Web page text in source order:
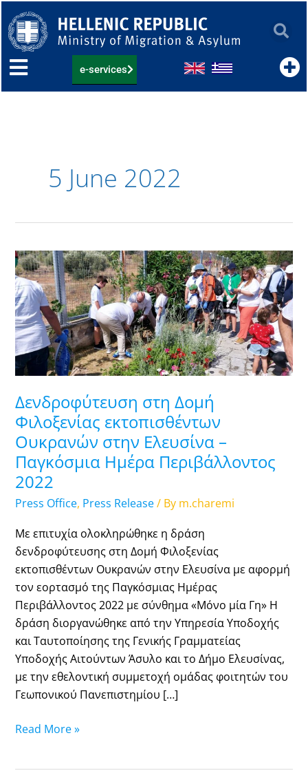
to
content
e-services
5 June 2022
Δενδροφύτευση στη Δομή
Φιλοξενίας εκτοπισθέντων
Ουκρανών στην Ελευσίνα –
Παγκόσμια Ημέρα Περιβάλλοντος
2022
Press Office, Press Release/ By m.charemi
Με επιτυχία ολοκληρώθηκε η δράση
δενδροφύτευσης στη Δομή Φιλοξενίας
εκτοπισθέντων Ουκρανών στην Ελευσίνα με αφορμή
τον εορτασμό της Παγκόσμιας Ημέρας
Περιβάλλοντος 2022 με σύνθημα «Μόνο μία Γη» Η
δράση διοργανώθηκε από την Υπηρεσία Υποδοχής
και Ταυτοποίησης της Γενικής Γραμματείας
Υποδοχής Αιτούντων Άσυλο και το Δήμο Ελευσίνας,
με την εθελοντική συμμετοχή ομάδας φοιτητών του
Γεωπονικού Πανεπιστημίου […]
Δενδροφύτευση
στη
Δομή
Φιλοξενίας
εκτοπισθέντων
Ουκρανών
στην
–
Παγκόσμια
Ημέρα
Περιβάλλοντος
2022
Read More »